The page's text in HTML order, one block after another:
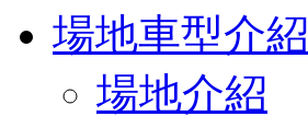
場地車型介紹
場地介紹